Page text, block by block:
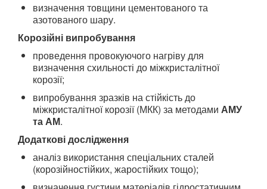
визначення товщини цементованого та
азотованого шару.
Корозійні випробування
проведення провокуючого нагріву для
визначення схильності до міжкристалітної
корозії;
випробування зразків на стійкість до
міжкристалітної корозії (МКК) за методами АМУ
та АМ.
Додаткові дослідження
аналіз використання спеціальних сталей
(корозійностійких, жаростійких тощо);